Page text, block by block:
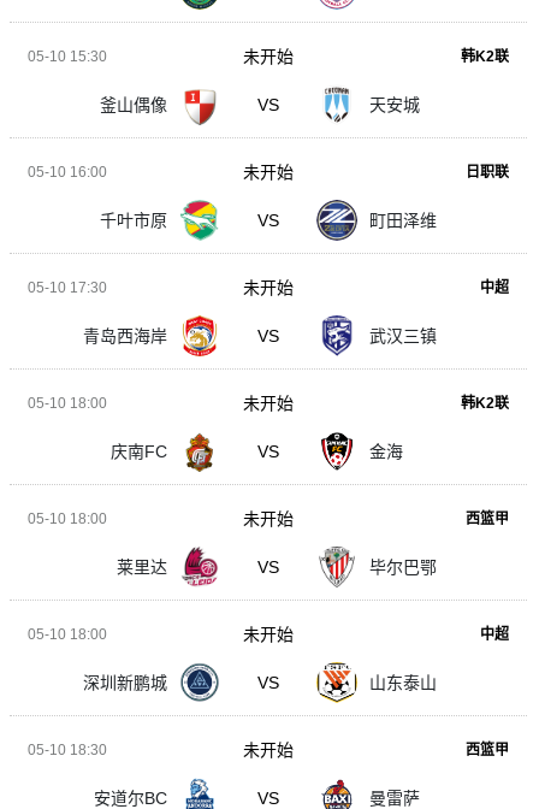
05-10 15:30 韩K2联
釜山偶像 VS 天安城
未开始
05-10 16:00 日职联
千叶市原 VS 町田泽维
未开始
05-10 17:30 中超
青岛西海岸 VS 武汉三镇
未开始
05-10 18:00 韩K2联
庆南FC VS 金海
未开始
05-10 18:00 西篮甲
莱里达 VS 毕尔巴鄂
未开始
05-10 18:00 中超
深圳新鹏城 VS 山东泰山
未开始
05-10 18:30 西篮甲
安道尔BC VS 曼雷萨
未开始